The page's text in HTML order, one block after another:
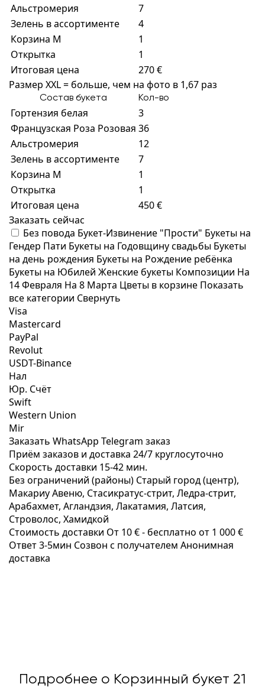
Альстромерия
7
Зелень в ассортименте
4
Корзина M
1
Открытка
1
Итоговая цена
270 €
Размер XXL = больше, чем на фото в 1,67 раз
Состав букета Кол-во
Гортензия белая
3
Французская Роза Розовая 36
Альстромерия
12
Зелень в ассортименте
7
Корзина M
1
Открытка
1
Итоговая цена
450 €
Заказать сейчас
Без повода Букет-Извинение "Прости" Букеты на
Гендер Пати Букеты на Годовщину свадьбы Букеты
на день рождения Букеты на Рождение ребёнка
Букеты на Юбилей Женские букеты Композиции На
14 Февраля На 8 Марта Цветы в корзине Показать
все категории Свернуть
Visa
Mastercard
PayPal
Revolut
USDT-Binance
Нал
Юр. Счёт
Swift
Western Union
Mir
Заказать WhatsApp Telegram заказ
Приём заказов и доставка 24/7 круглосуточно
Скорость доставки 15-42 мин.
Без ограничений (районы) Старый город (центр),
Макариу Авеню, Стаcикратус-стрит, Ледра-стрит,
Арабахмет, Агландзия, Лакатамия, Латсия,
Строволос, Хамидкой
Стоимость доставки От 10 € - бесплатно от 1 000 €
Ответ 3-5мин Созвон с получателем Анонимная
доставка
Подробнее о Корзинный букет 21